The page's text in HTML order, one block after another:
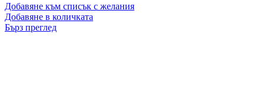
Добавяне към списък с желания
Добавяне в количката
Бърз преглед